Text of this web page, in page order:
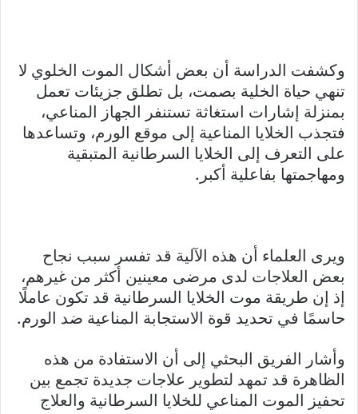
وكشفت الدراسة أن بعض أشكال الموت الخلوي لا
تنهي حياة الخلية بصمت، بل تطلق جزيئات تعمل
بمنزلة إشارات استغاثة تستنفر الجهاز المناعي،
فتجذب الخلايا المناعية إلى موقع الورم، وتساعدها
على التعرف إلى الخلايا السرطانية المتبقية
ومهاجمتها بفاعلية أكبر.
ويرى العلماء أن هذه الآلية قد تفسر سبب نجاح
بعض العلاجات لدى مرضى معينين أكثر من غيرهم،
إذ إن طريقة موت الخلايا السرطانية قد تكون عاملًا
حاسمًا في تحديد قوة الاستجابة المناعية ضد الورم.
وأشار الفريق البحثي إلى أن الاستفادة من هذه
الظاهرة قد تمهد لتطوير علاجات جديدة تجمع بين
تحفيز الموت المناعي للخلايا السرطانية والعلاج